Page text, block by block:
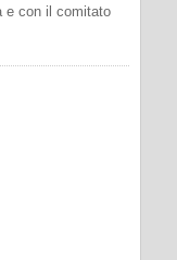
e con il comitato